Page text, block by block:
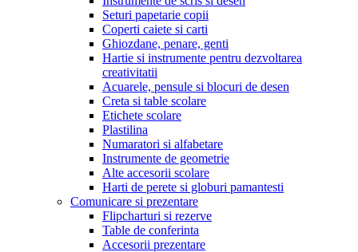
Seturi papetarie copii
Coperti caiete si carti
Ghiozdane, penare, genti
Hartie si instrumente pentru dezvoltarea
creativitatii
Acuarele, pensule si blocuri de desen
Creta si table scolare
Etichete scolare
Plastilina
Numaratori si alfabetare
Instrumente de geometrie
Alte accesorii scolare
Harti de perete si globuri pamantesti
Comunicare si prezentare
Flipcharturi si rezerve
Table de conferinta
Accesorii prezentare